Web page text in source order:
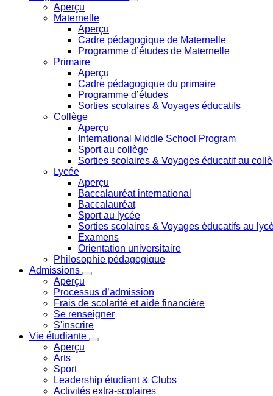
Aperçu
Maternelle
Aperçu
Cadre pédagogique de Maternelle
Programme d’études de Maternelle
Primaire
Aperçu
Cadre pédagogique du primaire
Programme d’études
Sorties scolaires & Voyages éducatifs
Collège
Aperçu
International Middle School Program
Sport au collège
Sorties scolaires & Voyages éducatif au
Lycée
Aperçu
Baccalauréat international
Baccalauréat
Sport au lycée
Sorties scolaires & Voyages éducatifs au
Examens
Orientation universitaire
Philosophie pédagogique
Admissions
Aperçu
Processus d’admission
Frais de scolarité et aide financière
Se renseigner
S'inscrire
Vie étudiante
Aperçu
Arts
Sport
Leadership étudiant & Clubs
Activités extra-scolaires